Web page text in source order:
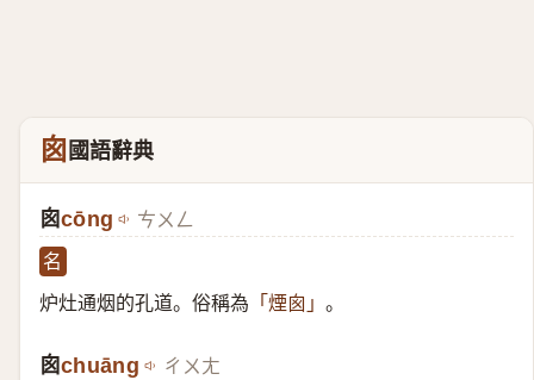
囪 國語辭典
囪cōng ㄘㄨㄥ
名
炉灶通烟的孔道。俗稱為 「煙囪」 。
囪chuāng ㄔㄨㄤ